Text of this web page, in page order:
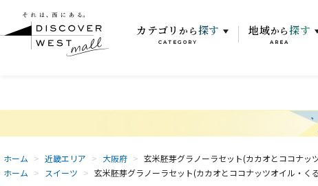
カテゴリ から 探す
CATEGORY
地域から 探す
AREA
ホーム > 近畿エリア > 大阪府 > 玄米胚芽グラノーラセット(カカオとココナ
ホーム > スイーツ > 玄米胚芽グラノーラセット(カカオとココナッツオイル・